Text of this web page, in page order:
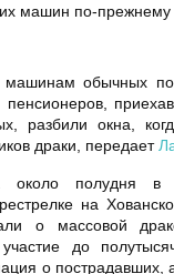
машин по-прежнему
обычных
разбили окна,
драки, передает
около полудня в
на
о массовой
до
о пострадавших,